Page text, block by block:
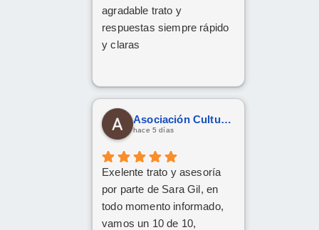
agradable trato y
respuestas siempre rápido
y claras
Asociación Cultural Yesha
hace 5 días
Exelente trato y asesoría
por parte de Sara Gil, en
todo momento informado,
vamos un 10 de 10,